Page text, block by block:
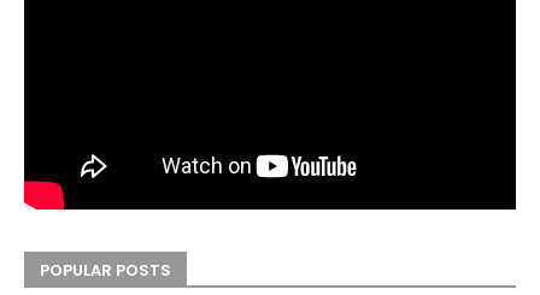
POPULAR POSTS